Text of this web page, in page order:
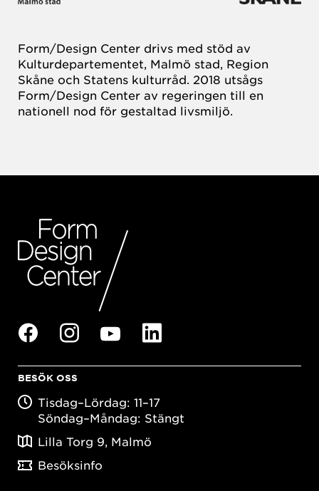
Form/Design Center drivs med stöd av
Kulturdepartementet, Malmö stad, Region
Skåne och Statens kulturråd. 2018 utsågs
Form/Design Center av regeringen till en
nationell nod för gestaltad livsmiljö.
BESÖK OSS
Tisdag–Lördag: 11–17
Söndag–Måndag: Stängt
Lilla Torg 9, Malmö
Besöksinfo